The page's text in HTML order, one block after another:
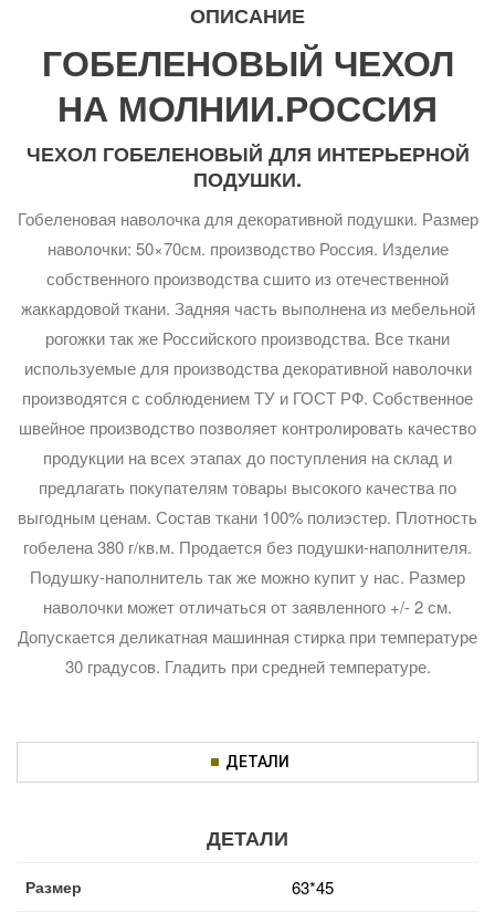
ОПИСАНИЕ
ГОБЕЛЕНОВЫЙ ЧЕХОЛ
НА МОЛНИИ.РОССИЯ
ЧЕХОЛ ГОБЕЛЕНОВЫЙ ДЛЯ ИНТЕРЬЕРНОЙ
ПОДУШКИ.
Гобеленовая наволочка для декоративной подушки. Размер
наволочки: 50×70см. производство Россия. Изделие
собственного производства сшито из отечественной
жаккардовой ткани. Задняя часть выполнена из мебельной
рогожки так же Российского производства. Все ткани
используемые для производства декоративной наволочки
производятся с соблюдением ТУ и ГОСТ РФ. Собственное
швейное производство позволяет контролировать качество
продукции на всех этапах до поступления на склад и
предлагать покупателям товары высокого качества по
выгодным ценам. Состав ткани 100% полиэстер. Плотность
гобелена 380 г/кв.м. Продается без подушки-наполнителя.
Подушку-наполнитель так же можно купит у нас. Размер
наволочки может отличаться от заявленного +/- 2 см.
Допускается деликатная машинная стирка при температуре
30 градусов. Гладить при средней температуре.
ДЕТАЛИ
ДЕТАЛИ
Размер 63*45